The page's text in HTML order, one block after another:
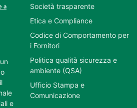
a
e
Società trasparente
Etica e Compliance
Codice di Comportamento per
i Fornitori
Politica qualità sicurezza e
ambiente (QSA)
Ufficio Stampa e
Comunicazione